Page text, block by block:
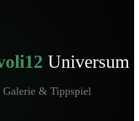
Universum
Galerie & Tippspiel